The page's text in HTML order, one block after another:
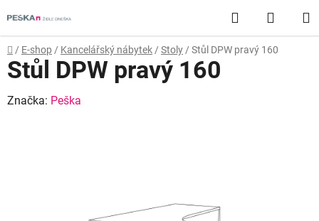
na
obsah
Hledat
KOŠÍK
Domů
/ E-shop / Kancelářský nábytek / Stoly / Stůl DPW pravý 160
Stůl DPW pravý 160
Značka: Peška